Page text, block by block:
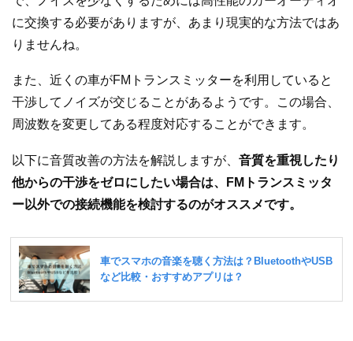
に交換する必要がありますが、あまり現実的な方法ではあ
りませんね。
また、近くの車がFMトランスミッターを利用していると
干渉してノイズが交じることがあるようです。この場合、
周波数を変更してある程度対応することができます。
以下に音質改善の方法を解説しますが、 音質を重視したり
他からの干渉をゼロにしたい場合は、FMトランスミッタ
ー以外での接続機能を検討するのがオススメです。